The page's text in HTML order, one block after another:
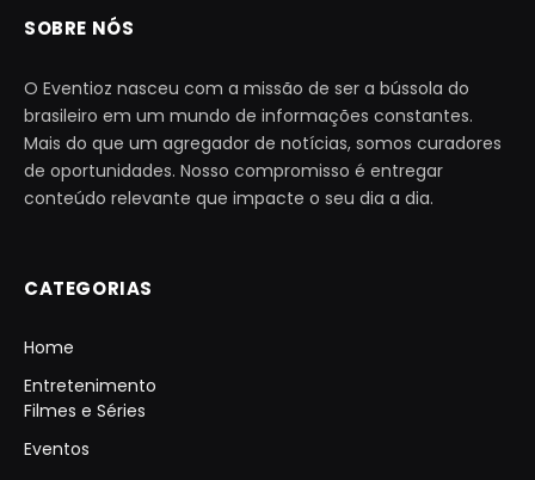
SOBRE NÓS
O Eventioz nasceu com a missão de ser a bússola do
brasileiro em um mundo de informações constantes.
Mais do que um agregador de notícias, somos curadores
de oportunidades. Nosso compromisso é entregar
conteúdo relevante que impacte o seu dia a dia.
CATEGORIAS
Home
Entretenimento
Filmes e Séries
Eventos